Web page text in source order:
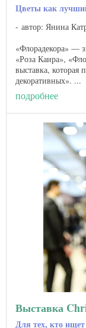
Цветы как
автор: Янина
«Флорадекора» —
«Роза Каира»,
выставка, которая
декоративных». ...
подробнее
Выставка
Для тех, кто